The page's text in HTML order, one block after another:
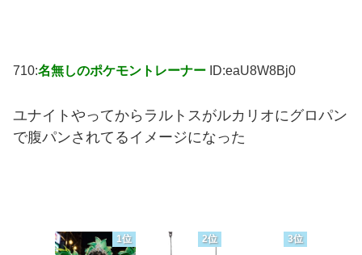
710:名無しのポケモントレーナー ID:eaU8W8Bj0
ユナイトやってからラルトスがルカリオにグロパン
で腹パンされてるイメージになった
1位 2位 3位